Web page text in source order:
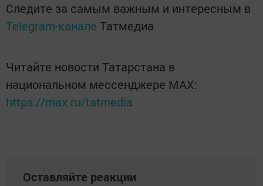
Следите за самым важным и интересным в
Telegram-канале Татмедиа
Читайте новости Татарстана в
национальном мессенджере MАХ:
https://max.ru/tatmedia
Оставляйте реакции